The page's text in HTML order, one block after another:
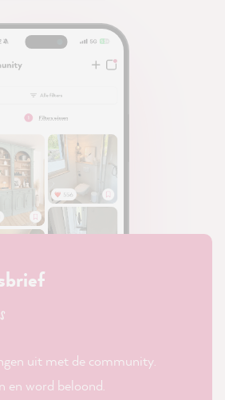
uit met de community.
en word beloond.